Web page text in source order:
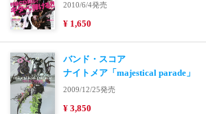
2010/6/4発売
¥ 1,650
バンド・スコア
ナイトメア「majestical parade」
2009/12/25発売
¥ 3,850